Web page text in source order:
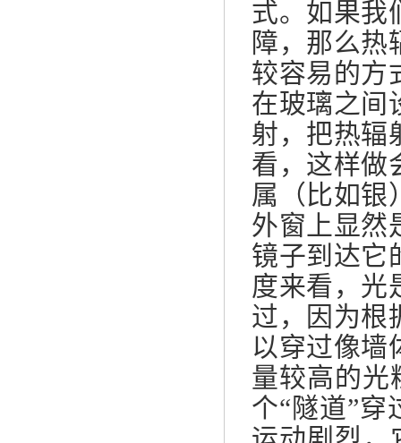
式。如果我
障，那么热
较容易的方
在玻璃之间
射，把热辐
看，这样做
属（比如银
外窗上显然
镜子到达它
度来看，光
过，因为根
以穿过像墙
量较高的光
个“隧道”